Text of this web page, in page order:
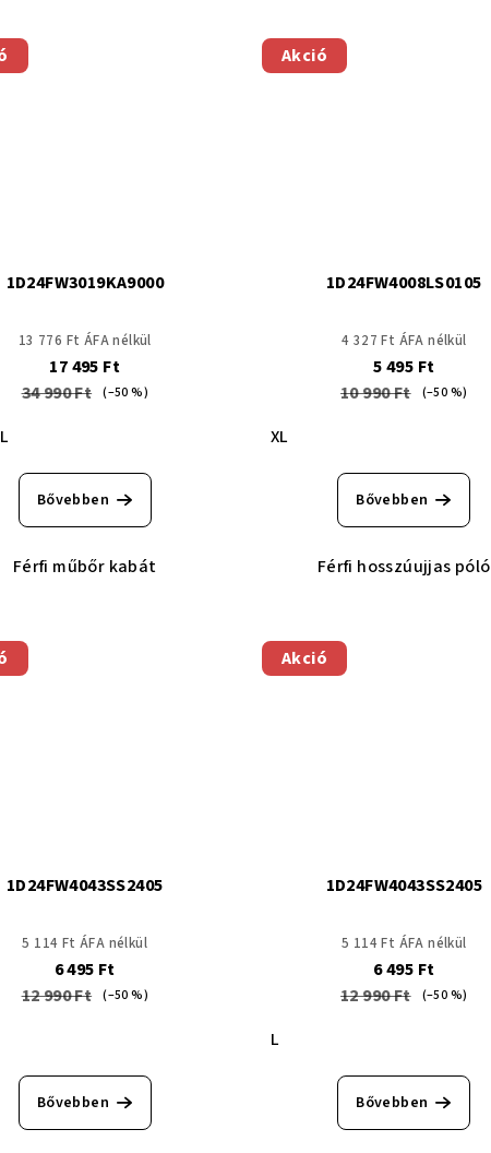
1D24FW3019KA9000
13 776 Ft ÁFA nélkül
17 495 Ft
34 990 Ft (–50 %)
Bővebben
Férfi műbőr kabát
Akció
1D24FW4008LS0105
4 327 Ft ÁFA nélkül
5 495 Ft
10 990 Ft
(–50 %)
XL
Bővebben
Férfi hosszúujjas póló
1D24FW4043SS2405
5 114 Ft ÁFA nélkül
6 495 Ft
12 990 Ft (–50 %)
Bővebben
Akció
1D24FW4043SS2405
5 114 Ft ÁFA nélkül
6 495 Ft
12 990 Ft
(–50 %)
L
Bővebben